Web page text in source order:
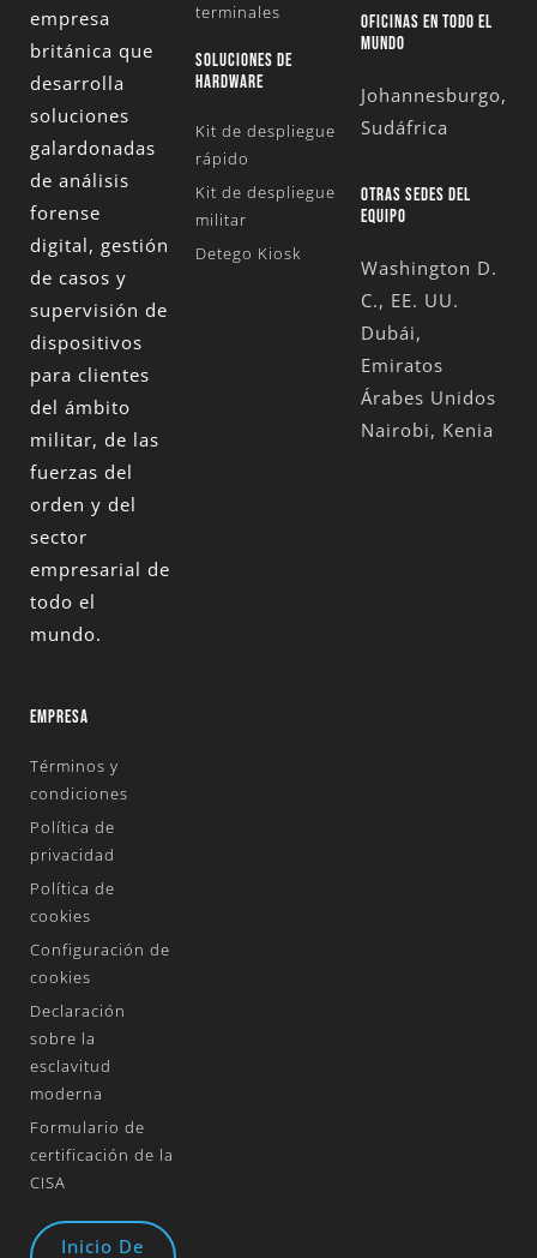
empresa
británica que
desarrolla
soluciones
galardonadas
de análisis
forense
digital, gestión
de casos y
supervisión de
dispositivos
para clientes
del ámbito
militar, de las
fuerzas del
orden y del
sector
empresarial de
todo el
mundo.
terminales
SOLUCIONES DE
HARDWARE
Kit de despliegue
rápido
Kit de despliegue
militar
Detego Kiosk
OFICINAS EN TODO EL
MUNDO
Johannesburgo,
Sudáfrica
OTRAS SEDES DEL
EQUIPO
Washington D.
C., EE. UU.
Dubái,
Emiratos
Árabes Unidos
Nairobi, Kenia
EMPRESA
Términos y
condiciones
Política de
privacidad
Política de
cookies
Configuración de
cookies
Declaración
sobre la
esclavitud
moderna
Formulario de
certificación de la
CISA
Inicio De